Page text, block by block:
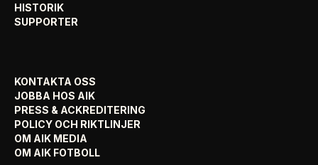
HISTORIK
SUPPORTER
KONTAKTA OSS
JOBBA HOS AIK
PRESS & ACKREDITERING
POLICY OCH RIKTLINJER
OM AIK MEDIA
OM AIK FOTBOLL